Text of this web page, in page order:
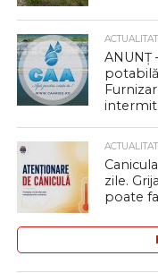
zile.
poate